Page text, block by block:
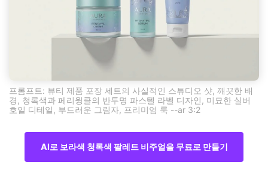
프롬프트: 뷰티 제품 포장 세트의 사실적인 스튜디오 샷, 깨끗한 배
경, 청록색과 페리윙클의 반투명 파스텔 라벨 디자인, 미묘한 실버
호일 디테일, 부드러운 그림자, 프리미엄 룩 --ar 3:2
AI로 보라색 청록색 팔레트 비주얼을 무료로 만들기